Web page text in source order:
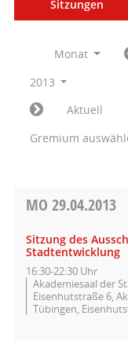
Sitzungen
Monat
2013
Aktuell
Gremium
MO 29.04.2013
Sitzung des
Stadtentwicklung
16:30-22:30 Uhr
Akademiesaal der
Eisenhutstraße 6,
Tübingen,